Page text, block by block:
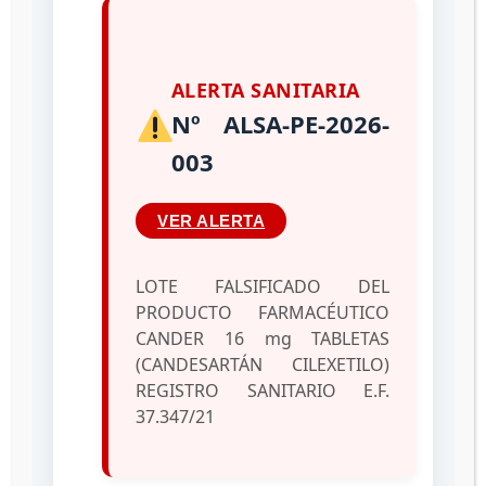
Las sospechas de defectos de calidad deben
informarse a la Dirección de Vigilancia
Sanitaria adscrita a la Dirección General de
Regulación Sanitaria de Productos de Uso y
Consumo Humano del INHRR, según la opción
de su preferencia:
Reporte de Defectos de Calidad de
ALERTA SANITARIA
Nº ALSA-PE-2026-
003
VER ALERTA
LOTE FALSIFICADO DEL
PRODUCTO FARMACÉUTICO
CANDER 16 mg TABLETAS
(CANDESARTÁN CILEXETILO)
REGISTRO SANITARIO E.F.
37.347/21